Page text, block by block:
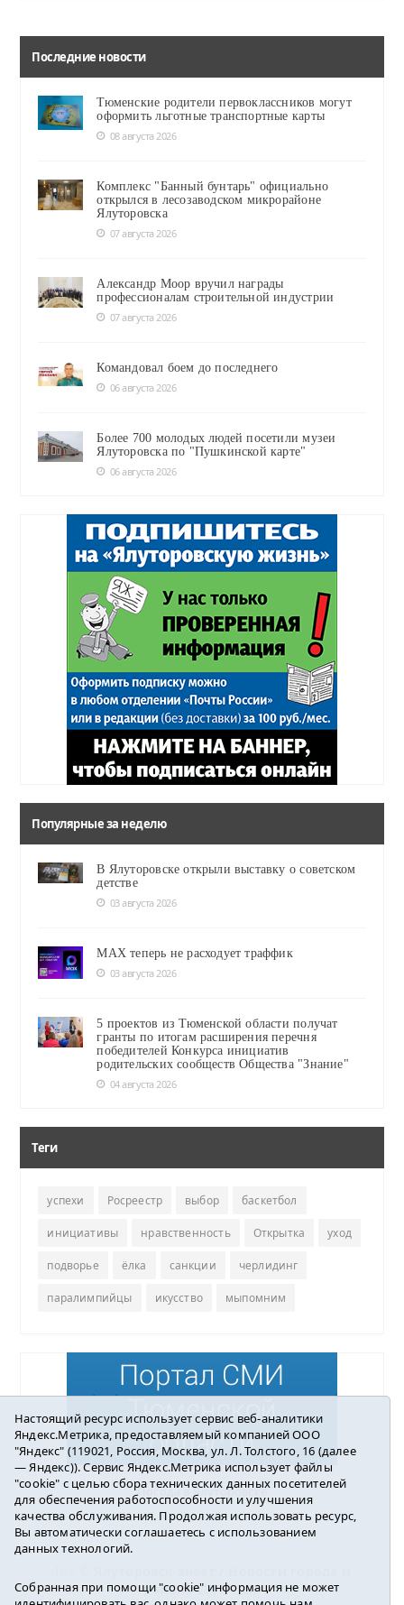
Последние новости
Тюменские родители первоклассников могут
оформить льготные транспортные карты
08 августа 2026
Комплекс "Банный бунтарь" официально
открылся в лесозаводском микрорайоне
Ялуторовска
07 августа 2026
Александр Моор вручил награды
профессионалам строительной индустрии
07 августа 2026
Командовал боем до последнего
06 августа 2026
Более 700 молодых людей посетили музеи
Ялуторовска по "Пушкинской карте"
06 августа 2026
Популярные за неделю
В Ялуторовске открыли выставку о советском
детстве
03 августа 2026
MAX теперь не расходует траффик
03 августа 2026
5 проектов из Тюменской области получат
гранты по итогам расширения перечня
победителей Конкурса инициатив
родительских сообществ Общества "Знание"
04 августа 2026
Теги
успехи Росреестр выбор баскетбол
инициативы нравственность Открытка уход
подворье ёлка санкции черлидинг
паралимпийцы икусство мыпомним
Погода в Ялуторовске
района2016-2023
Настоящий ресурс использует сервис веб-аналитики
Яндекс.Метрика, предоставляемый компанией ООО
"Яндекс" (119021, Россия, Москва, ул. Л. Толстого, 16 (далее
— Яндекс)). Сервис Яндекс.Метрика использует файлы
"cookie" с целью сбора технических данных посетителей
для обеспечения работоспособности и улучшения
качества обслуживания. Продолжая использовать ресурс,
Вы автоматически соглашаетесь с использованием
данных технологий.
Собранная при помощи "cookie" информация не может